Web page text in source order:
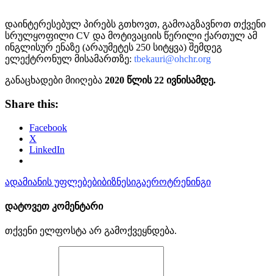
დაინტერესებულ პირებს გთხოვთ, გამოაგზავნოთ თქვენი
სრულყოფილი CV და მოტივაციის წერილი ქართულ ამ
ინგლისურ ენაზე (არაუმეტეს 250 სიტყვა) შემდეგ
ელექტრონულ მისამართზე: tbekauri@ohchr.org
განაცხადები მიიღება 2020 წლის 22 ივნისამდე.
Share this:
Facebook
X
LinkedIn
ადამიანის უფლებებიბიზნესიგაეროტრენინგი
დატოვეთ კომენტარი
თქვენი ელფოსტა არ გამოქვეყნდება.